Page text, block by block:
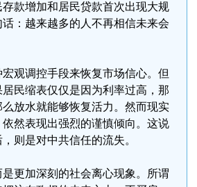
款增加和居民贷款首次出现大规
：越来越多的人不再相信未来会
观调控手段来恢复市场信心。但
民缩表仅仅是因为利率过高，那
放水就能够恢复活力。然而现实
然表现出强烈的谨慎倾向。这说
则是对中共信任的流失。
更加深刻的社会离心现象。所谓